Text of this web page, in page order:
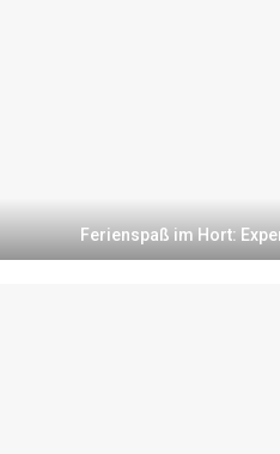
Ferienspaß im Hort: